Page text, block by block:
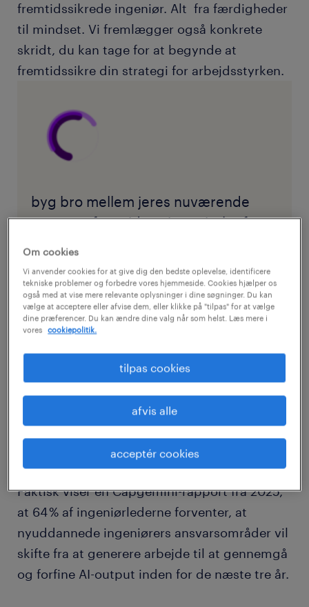
fremtidssikrede ingeniør. Alt fra færdigheder
til mindset. Vi fremlægger også konkrete
skridt, du kan tage for at begynde at
fremtidssikre din strategi for arbejdsstyrken.
byg bro mellem jeres nuværende
setup og fremtidens ingeniørkraft
hent: vores risikomatrix for AI-talenter
nybegynderrollen handler om at
AI transformerer rollen som nyuddannet fra
grundlæggende opgaveudførelse til
strategisk overblik.
Faktisk viser en Capgemini-rapport fra 2025,
at 64 % af ingeniørlederne forventer, at
nyuddannede ingeniørers ansvarsområder vil
skifte fra at generere arbejde til at gennemgå
og forfine AI-output inden for de næste tre år.
Om cookies
Vi anvender cookies for at give dig den bedste oplevelse, identificere
tekniske problemer og forbedre vores hjemmeside. Cookies hjælper os
også med at vise mere relevante oplysninger i dine søgninger. Du kan
vælge at acceptere eller afvise dem, eller klikke på "tilpas" for at vælge
dine præferencer. Du kan ændre dine valg når som helst. Læs mere i
vores
cookiepolitik.
tilpas cookies
afvis alle
acceptér cookies